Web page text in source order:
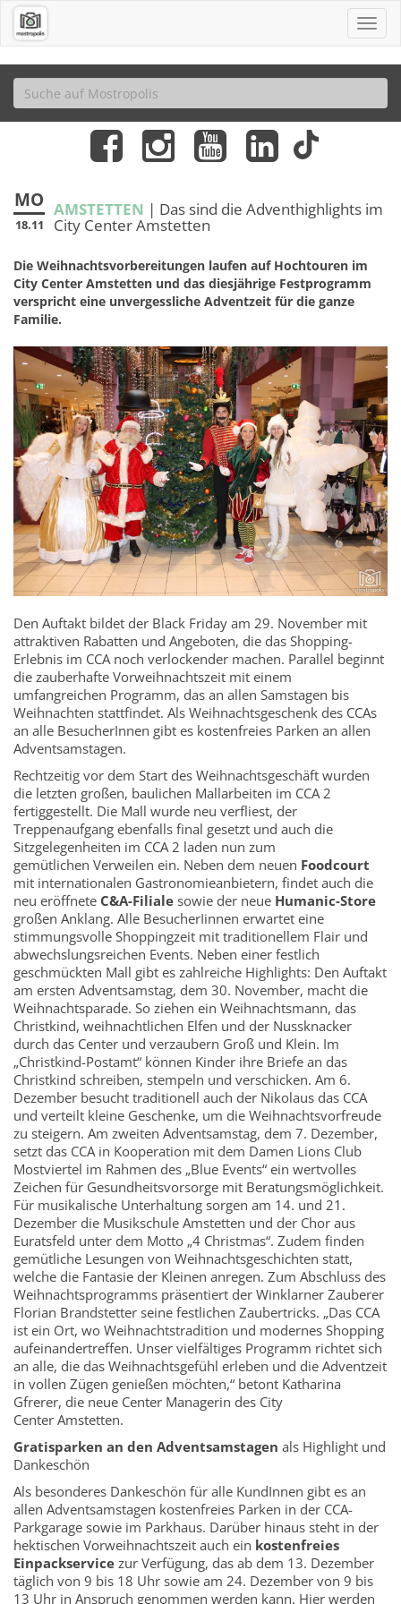
MO
18.11
AMSTETTEN | Das sind die Adventhighlights im
City Center Amstetten
Die Weihnachtsvorbereitungen laufen auf Hochtouren im
City Center Amstetten und das diesjährige Festprogramm
verspricht eine unvergessliche Adventzeit für die ganze
Familie.
Den Auftakt bildet der Black Friday am 29. November mit
attraktiven Rabatten und Angeboten, die das Shopping-
Erlebnis im CCA noch verlockender machen. Parallel beginnt
die zauberhafte Vorweihnachtszeit mit einem
umfangreichen Programm, das an allen Samstagen bis
Weihnachten stattfindet. Als Weihnachtsgeschenk des CCAs
an alle BesucherInnen gibt es kostenfreies Parken an allen
Adventsamstagen.
Rechtzeitig vor dem Start des Weihnachtsgeschäft wurden
die letzten großen, baulichen Mallarbeiten im CCA 2
fertiggestellt. Die Mall wurde neu verfliest, der
Treppenaufgang ebenfalls final gesetzt und auch die
Sitzgelegenheiten im CCA 2 laden nun zum
gemütlichen Verweilen ein. Neben dem neuen Foodcourt
mit internationalen Gastronomieanbietern, findet auch die
neu eröffnete C&A-Filiale sowie der neue Humanic-Store
großen Anklang. Alle BesucherIinnen erwartet eine
stimmungsvolle Shoppingzeit mit traditionellem Flair und
abwechslungsreichen Events. Neben einer festlich
geschmückten Mall gibt es zahlreiche Highlights: Den Auftakt
am ersten Adventsamstag, dem 30. November, macht die
Weihnachtsparade. So ziehen ein Weihnachtsmann, das
Christkind, weihnachtlichen Elfen und der Nussknacker
durch das Center und verzaubern Groß und Klein. Im
„Christkind-Postamt“ können Kinder ihre Briefe an das
Christkind schreiben, stempeln und verschicken. Am 6.
Dezember besucht traditionell auch der Nikolaus das CCA
und verteilt kleine Geschenke, um die Weihnachtsvorfreude
zu steigern. Am zweiten Adventsamstag, dem 7. Dezember,
setzt das CCA in Kooperation mit dem Damen Lions Club
Mostviertel im Rahmen des „Blue Events“ ein wertvolles
Zeichen für Gesundheitsvorsorge mit Beratungsmöglichkeit.
Für musikalische Unterhaltung sorgen am 14. und 21.
Dezember die Musikschule Amstetten und der Chor aus
Euratsfeld unter dem Motto „4 Christmas“. Zudem finden
gemütliche Lesungen von Weihnachtsgeschichten statt,
welche die Fantasie der Kleinen anregen. Zum Abschluss des
Weihnachtsprogramms präsentiert der Winklarner Zauberer
Florian Brandstetter seine festlichen Zaubertricks. „Das CCA
ist ein Ort, wo Weihnachtstradition und modernes Shopping
aufeinandertreffen. Unser vielfältiges Programm richtet sich
an alle, die das Weihnachtsgefühl erleben und die Adventzeit
in vollen Zügen genießen möchten,“ betont Katharina
Gfrerer, die neue Center Managerin des City
Center Amstetten.
Gratisparken an den Adventsamstagen als Highlight und
Dankeschön
Als besonderes Dankeschön für alle KundInnen gibt es an
allen Adventsamstagen kostenfreies Parken in der CCA-
Parkgarage sowie im Parkhaus. Darüber hinaus steht in der
hektischen Vorweihnachtszeit auch ein kostenfreies
Einpackservice zur Verfügung, das ab dem 13. Dezember
täglich von 9 bis 18 Uhr sowie am 24. Dezember von 9 bis
13 Uhr in Anspruch genommen werden kann. Hier werden